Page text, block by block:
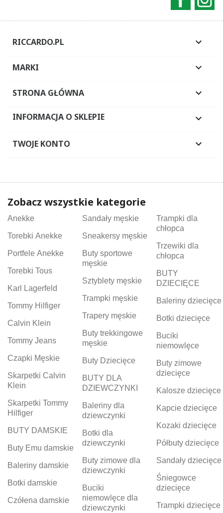
RICCARDO.PL 
MARKI 
STRONA GŁÓWNA 
INFORMACJA O SKLEPIE 
TWOJE KONTO 
Zobacz wszystkie kategorie
Anekke
Torebki Anekke
Portfele Anekke
Torebki Tous
Karl Lagerfeld
Tommy Hilfiger
Calvin Klein
Tommy Jeans
Czapki Męskie
Skarpetki Calvin
Klein
Skarpetki Tommy
Hilfiger
BUTY DAMSKIE
Buty Emu damskie
Baleriny damskie
Botki damskie
Czółena damskie
Sandały męskie
Sneakersy męskie
Buty sportowe
męskie
Sztyblety męskie
Trampki męskie
Trapery męskie
Buty trekkingowe
męskie
Buty Dziecięce
BUTY DLA
DZIEWCZYNKI
Baleriny dla
dziewczynki
Botki dla
dziewczynki
Buty zimowe dla
dziewczynki
Buciki
niemowlęce dla
dziewczynki
Trampki dla
chłopca
Trzewiki dla
chłopca
BUTY
DZIECIĘCE
Baleriny dziecięce
Botki dziecięce
Buciki
niemowlęce
Buty zimowe
dziecięce
Kalosze dziecięce
Kapcie dziecięce
Kozaki dziecięce
Półbuty dziecięce
Sandały dziecięce
Śniegowce
dziecięce
Trampki dziecięce